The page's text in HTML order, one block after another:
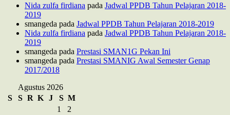
Nida zulfa firdiana pada Jadwal PPDB Tahun Pelajaran 2018-
2019
smangeda pada Jadwal PPDB Tahun Pelajaran 2018-2019
Nida zulfa firdiana pada Jadwal PPDB Tahun Pelajaran 2018-
2019
smangeda pada Prestasi SMAN1G Pekan Ini
smangeda pada Prestasi SMANIG Awal Semester Genap
2017/2018
Agustus 2026
S
S R K J S M
1
2